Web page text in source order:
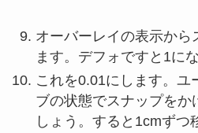
オーバーレイの表示から
ます。デフォですと1に
これを0.01にします。ユ
ブの状態でスナップをか
しょう。すると1cmずつ